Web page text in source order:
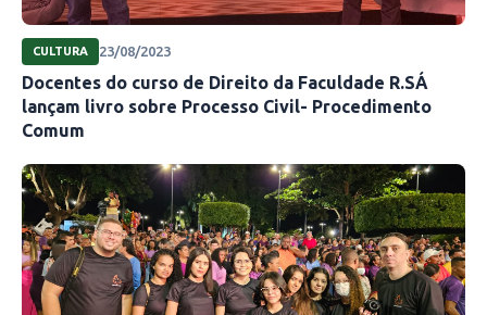
CULTURA 23/08/2023
Docentes do curso de Direito da Faculdade R.SÁ
lançam livro sobre Processo Civil- Procedimento
Comum